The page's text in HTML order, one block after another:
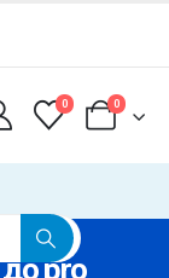
0 0
pro